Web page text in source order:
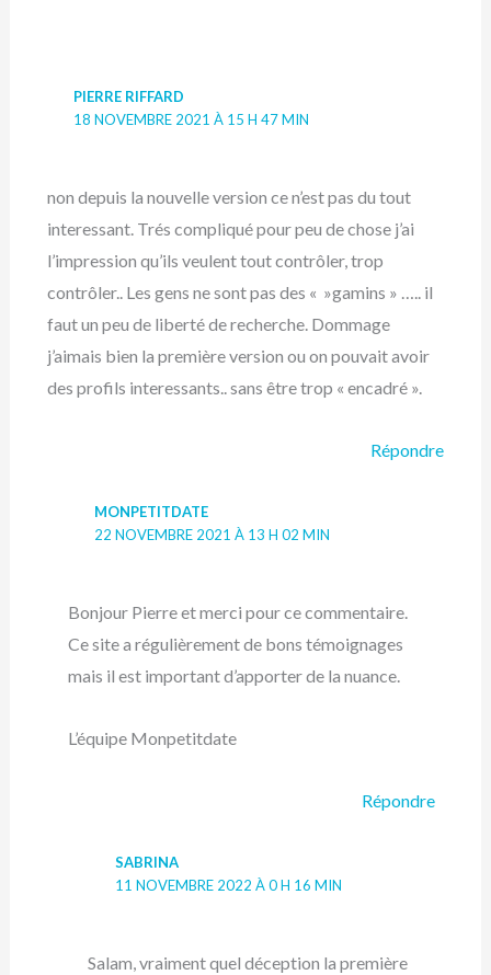
PIERRE RIFFARD
18 NOVEMBRE 2021 À 15 H 47 MIN
non depuis la nouvelle version ce n’est pas du tout
interessant. Trés compliqué pour peu de chose j’ai
l’impression qu’ils veulent tout contrôler, trop
contrôler.. Les gens ne sont pas des « »gamins » ….. il
faut un peu de liberté de recherche. Dommage
j’aimais bien la première version ou on pouvait avoir
des profils interessants.. sans être trop « encadré ».
Répondre
MONPETITDATE
22 NOVEMBRE 2021 À 13 H 02 MIN
Bonjour Pierre et merci pour ce commentaire.
Ce site a régulièrement de bons témoignages
mais il est important d’apporter de la nuance.
L’équipe Monpetitdate
Répondre
SABRINA
11 NOVEMBRE 2022 À 0 H 16 MIN
Salam, vraiment quel déception la première